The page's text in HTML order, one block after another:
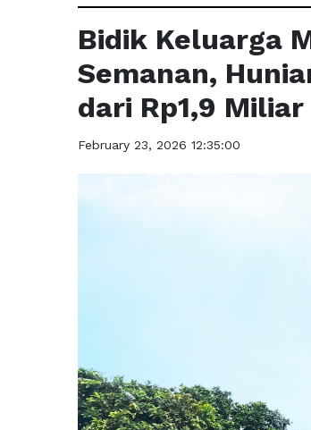
Bidik Keluarga
Semanan,
dari Rp1,9 Miliar
February 23, 2026 12:35:00